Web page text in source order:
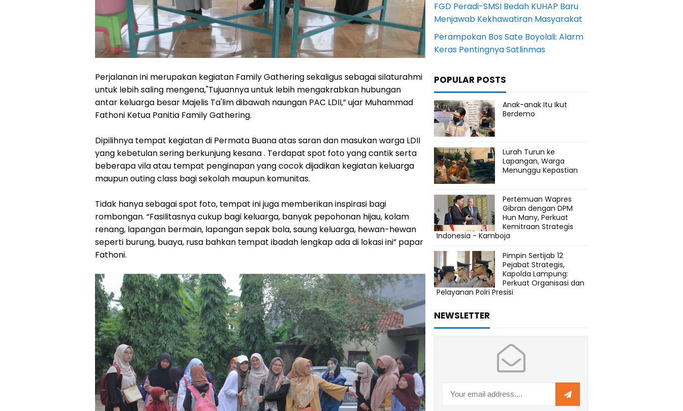
Perjalanan ini merupakan kegiatan Family Gathering sekaligus sebagai silaturahmi
untuk lebih saling mengena,"Tujuannya untuk lebih mengakrabkan hubungan
antar keluarga besar Majelis Ta'lim dibawah naungan PAC LDII,” ujar Muhammad
Fathoni Ketua Panitia Family Gathering.
Dipilihnya tempat kegiatan di Permata Buana atas saran dan masukan warga LDII
yang kebetulan sering berkunjung kesana . Terdapat spot foto yang cantik serta
beberapa vila atau tempat penginapan yang cocok dijadikan kegiatan keluarga
maupun outing class bagi sekolah maupun komunitas.
Tidak hanya sebagai spot foto, tempat ini juga memberikan inspirasi bagi
rombongan. “Fasilitasnya cukup bagi keluarga, banyak pepohonan hijau, kolam
renang, lapangan bermain, lapangan sepak bola, saung keluarga, hewan-hewan
seperti burung, buaya, rusa bahkan tempat ibadah lengkap ada di lokasi ini” papar
Fathoni.
FGD Peradi-SMSI Bedah KUHAP Baru
Menjawab Kekhawatiran Masyarakat
Perampokan Bos Sate Boyolali: Alarm
Keras Pentingnya Satlinmas
POPULAR POSTS
Anak-anak Itu Ikut
Berdemo
Lurah Turun ke
Lapangan, Warga
Menunggu Kepastian
Pertemuan Wapres
Gibran dengan DPM
Hun Many, Perkuat
Kemitraan Strategis
Indonesia - Kamboja
Pimpin Sertijab 12
Pejabat Strategis,
Kapolda Lampung:
Perkuat Organisasi dan
Pelayanan Polri Presisi
NEWSLETTER